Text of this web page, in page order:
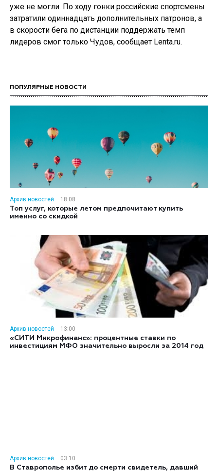
уже не могли. По ходу гонки российские спортсмены
затратили одиннадцать дополнительных патронов, а
в скорости бега по дистанции поддержать темп
лидеров смог только Чудов, сообщает Lenta.ru.
ПОПУЛЯРНЫЕ НОВОСТИ
Архив новостей
18:08
Топ услуг, которые летом предпочитают купить
именно со скидкой
Архив новостей
13:00
«СИТИ Микрофинанс»: процентные ставки по
инвестициям МФО значительно выросли за 2014 год
Архив новостей
03:10
В Ставрополье избит до смерти свидетель, давший